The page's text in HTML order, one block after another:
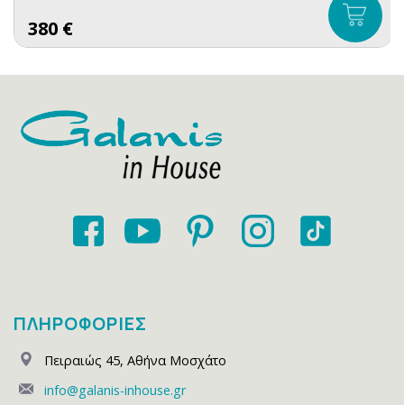
380 €
ΠΛΗΡΟΦΟΡΙΕΣ
Πειραιώς 45, Αθήνα Μοσχάτο
info@galanis-inhouse.gr